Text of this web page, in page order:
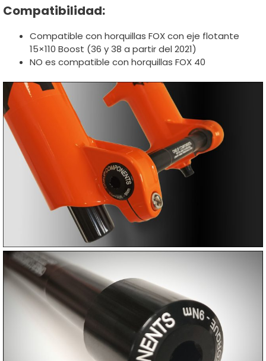
Compatibilidad:
Compatible con horquillas FOX con eje flotante
15×110 Boost (36 y 38 a partir del 2021)
NO es compatible con horquillas FOX 40